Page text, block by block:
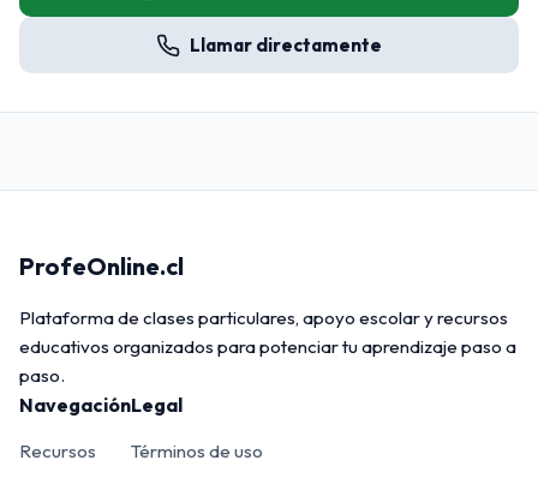
Llamar directamente
ProfeOnline.cl
Plataforma de clases particulares, apoyo escolar y recursos
educativos organizados para potenciar tu aprendizaje paso a
paso.
Navegación
Recursos
Legal
Términos de uso